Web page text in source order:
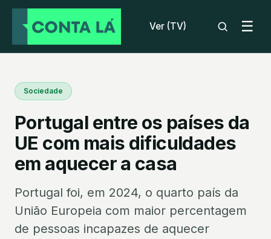
Ver (TV) ☰
Sociedade
Portugal entre os países da
UE com mais dificuldades
em aquecer a casa
Portugal foi, em 2024, o quarto país da
União Europeia com maior percentagem
de pessoas incapazes de aquecer